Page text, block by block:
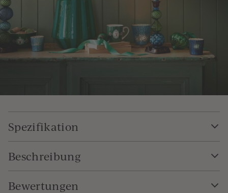
Spezifikation
Beschreibung
Bewertungen